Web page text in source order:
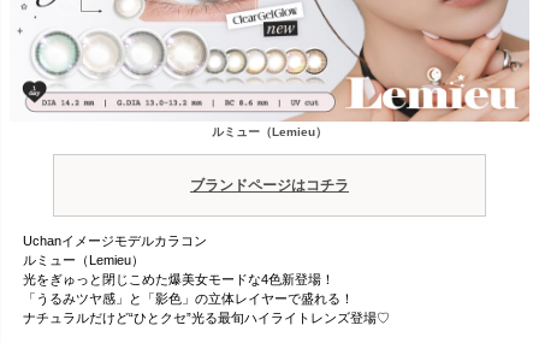
ルミュー（Lemieu）
ブランドページはコチラ
Uchanイメージモデルカラコン
ルミュー（Lemieu）
光をぎゅっと閉じこめた爆美女モードな4色新登場！
「うるみツヤ感」と「影色」の立体レイヤーで盛れる！
ナチュラルだけど“ひとクセ”光る最旬ハイライトレンズ登場♡